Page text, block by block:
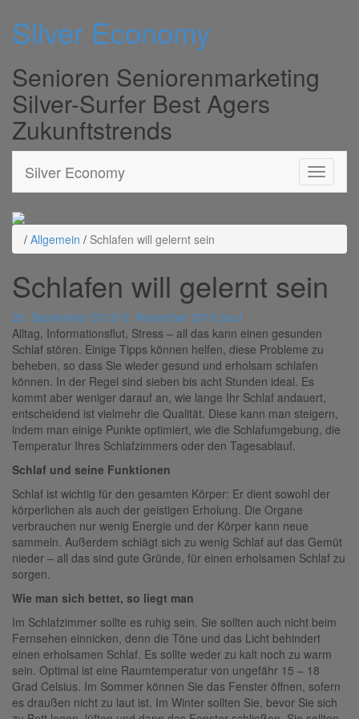
Silver Economy
Senioren Seniorenmarketing
Silver-Surfer Best Agers
Zukunftstrends
Silver Economy
/ Allgemein / Schlafen will gelernt sein
Schlafen will gelernt sein
20. September 201310. November 2015 paul
Alltag, Informationsflut, Stress – all das kann einen gesunden
Schlaf stören. Einige Tipps können helfen, diese Probleme zu
beheben, so dass Sie wieder gesund und erholsam schlafen
können. In der Regel sind sieben bis acht Stunden ideal. Es
kommt aber weniger darauf an, wie lange Ihr Schlaf andauert,
entscheidend ist vielmehr die Qualität. Diese kann man steigern,
indem man einige Punkte optimiert, wie die Schlafumgebung, die
Temperatur Ihres Schlafzimmers oder den Tagesablauf.
Schlaf und seine Funktionen
Schlaf ist wichtig für den gesamten Körper: Er dient sowohl der
körperlichen als auch der geistigen Erholung. Die Organe
verbrauchen nur wenig Energie und der Körper kann neue
sammeln. Außerdem schlägt sich zu wenig Schlaf auf das Gemüt
nieder – all das sind gute Gründe, für einen erholsamen Schlaf zu
sorgen.
Wie man sich bettet, so liegt man
Im Schlafzimmer sollte es ruhig sein. Sie sollten auch nicht beim
Fernsehen einnicken, denn die Töne und das Licht behindert
einen erholsamen Schlaf. Es sollte weder zu kalt noch zu warm
sein. Optimal ist eine Raumtemperatur von ungefähr 15 – 18
Grad Celsius. Im Sommer können Sie das Fenster öffnen, sofern
es draußen nicht zu laut ist. Im Winter sollten Sie, bevor Sie sich